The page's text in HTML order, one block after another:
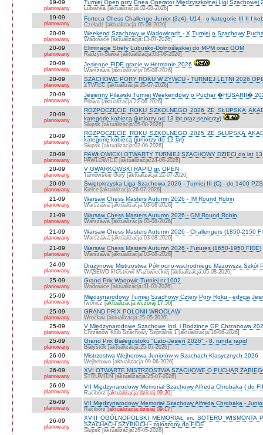
19-09
planowany
Turniej Open przy Enea Operator Międzyszkolnej Ligi Szachowej
Łubianka [aktualizacja:02-08-2026]
19-09
planowany
Forteca Chess Challenge Junior (3z4)- U14 - o kategorie III II I
Czeladź [aktualizacja:05-08-2026]
20-09
planowany
Weekend Szachowy w Wadowicach - X Turniej o Szachowy
Wadowice [aktualizacja:13-07-2026]
20-09
planowany
Eliminacje Strefy Lubusko-Dolnośląskiej do MPM oraz OOM
Radzyn-Sława [aktualizacja:03-08-2026]
20-09
planowany
Jesienne FIDE granie w Hetmanie 2026
Warszawa [aktualizacja:05-08-2026]
20-09
planowany
SZACHOWE PORY ROKU W ŻYWCU - TURNIEJ LETNI 2026
ŻYWIEC [aktualizacja:25-07-2026]
20-09
planowany
Jesienny Pilawski Turniej Weekendowy o Puchar �HUSARII�
Pilawa [aktualizacja:22-06-2026]
20-09
planowany
ROZPOCZĘCIE ROKU SZKOLNEGO 2026 ZE SŁUPSKĄ
kategorię kobiecą (juniorzy od 13 lat oraz seniorzy)
Słupsk [aktualizacja:05-08-2026]
20-09
planowany
ROZPOCZĘCIE ROKU SZKOLNEGO 2025 ZE SŁUPSKĄ
kategorię kobiecą (juniorzy do 12 lat)
Słupsk [aktualizacja:02-06-2026]
20-09
planowany
PAWŁOWICKI OTWARTY TURNIEJ SZACHOWY DZIECI do lat
PAWŁOWICE [aktualizacja:24-06-2026]
20-09
planowany
V GWARKOWSKI RAPID gr. OPEN
Tarnowskie Góry [aktualizacja:22-07-2026]
20-09
planowany
Świętokrzyska Liga Szachowa 2026 - Turniej III (C) - do 1400
Kielce [aktualizacja:26-07-2026]
21-09
planowany
Warsaw Chess Masters Autumn 2026 - IM Round Robin
Warszawa [aktualizacja:03-08-2026]
21-09
planowany
Warsaw Chess Masters Autumn 2026 - GM Round Robin
Warszawa [aktualizacja:03-08-2026]
21-09
planowany
Warsaw Chess Masters Autumn 2026 - Challengers (1850-2150
Warszawa [aktualizacja:03-08-2026]
21-09
planowany
Warsaw Chess Masters Autumn 2026 - Futures (1650-1950 FIDE)
Warszawa [aktualizacja:03-08-2026]
24-09
planowany
Drużynowe Mistrzostwa Północno-wschodniego Mazowsza Szkół
WĄSEWO k/Ostrowi Mazowieckiej [aktualizacja:05-08-2026]
25-09
planowany
Grand Prix Wadowic-Turniej nr.1002
Wadowice [aktualizacja:31-03-2026]
25-09
planowany
Międzynarodowy Turniej Szachowy Cztery Pory Roku - edycja
Iwonicz [aktualizacja:wczoraj 17:50]
25-09
planowany
GRAND PRIX POLONII WROCŁAW
Wrocław [aktualizacja:25-05-2026]
25-09
planowany
V Międzynarodowe Szachowe Ind. i Rodzinne GP Chrzanowa
Chrzanów Klub Szachowy Szpitalna 1 [aktualizacja:18-06-2026]
25-09
planowany
Grand Prix Białegostoku "Lato-Jesień 2026" - 8. runda rapid
Białystok [aktualizacja:25-07-2026]
26-09
planowany
Mistrzostwa Wejherowa Juniorów w Szachach Klasycznych 2026
Wejherowo [aktualizacja:09-06-2026]
26-09
planowany
XVI OTWARTE MISTRZOSTWA SZACHOWE O PUCHAR
STRUMIEŃ [aktualizacja:25-07-2026]
26-09
planowany
VII Międzynarodowy Memoriał Szachowy Alfreda Chrobaka ( do
Racibórz [aktualizacja:dzisiaj 09:20]
26-09
planowany
VII Międzynarodowy Memoriał Szachowy Alfreda Chrobaka -
Racibórz [aktualizacja:dzisiaj 09:17]
26-09
planowany
XVIII OGÓLNOPOLSKI MEMORIAŁ im. SOTERO WISMONTA
SZACHACH SZYBKICH - zgłoszony do FIDE
Słupsk [aktualizacja:25-05-2026]